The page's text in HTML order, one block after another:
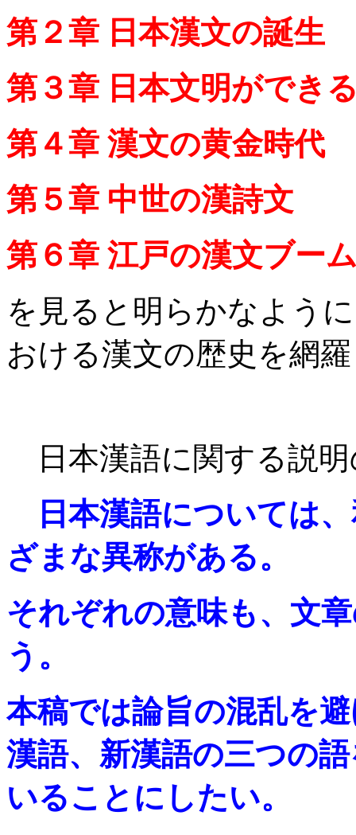
第２章 日本漢文の誕生
第３章 日本文明ができ
第４章 漢文の黄金時代
第５章 中世の漢詩文
第６章 江戸の漢文ブー
を見ると明らかなよう
おける漢文の歴史を網
日本漢語に関する説
日本漢語については
ざまな異称がある。
それぞれの意味も、文
う。
本稿では論旨の混乱を
漢語、新漢語の三つの
いることにしたい。